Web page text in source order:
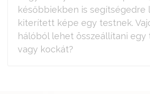
későbbiekben is segítségedre
kiterített képe egy testnek.
hálóból lehet összeállítani
vagy kockát?